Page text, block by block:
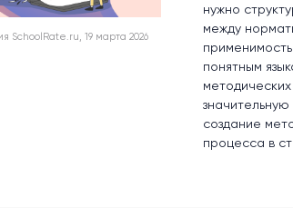
SchoolRate.ru, 19 марта 2026
нужно
между
понятным
создание
процесса в